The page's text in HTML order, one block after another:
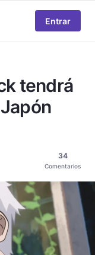
Entrar
tendrá
34
Comentarios